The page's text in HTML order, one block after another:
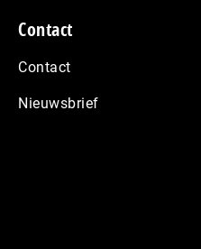
Contact
Contact
Nieuwsbrief